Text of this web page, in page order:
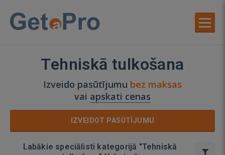
Tehniskā tulkošana
Izveido pasūtījumu bez maksas
vai apskati cenas
IZVEIDOT PASŪTĪJUMU
Labākie speciālisti kategorijā "Tehniskā